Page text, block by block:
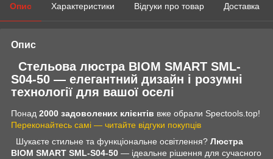
Опис Характеристики Відгуки про товар Доставка
Опис
Стельова люстра BIOM SMART SML-
S04-50 — елегантний дизайн і розумні
технології для вашої оселі
Понад 2000 задоволених клієнтів вже обрали Spectools.top!
Переконайтесь самі — читайте відгуки покупців
Шукаєте стильне та функціональне освітлення? Люстра
BIOM SMART SML-S04-50 — ідеальне рішення для сучасного